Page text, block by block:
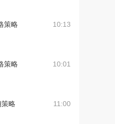
策略
10:13
策略
10:01
策略
11:00